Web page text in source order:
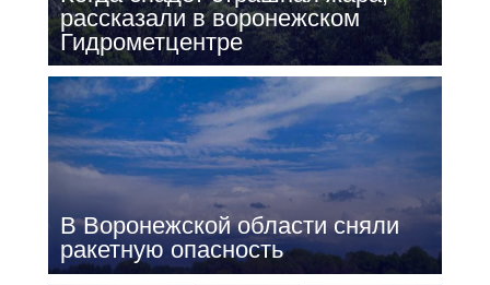
рассказали в воронежском
Гидрометцентре
В Воронежской области сняли
ракетную опасность